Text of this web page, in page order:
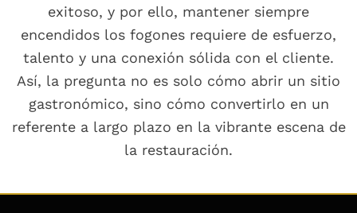
exitoso, y por ello, mantener siempre
encendidos los fogones requiere de esfuerzo,
talento y una conexión sólida con el cliente.
Así, la pregunta no es solo cómo abrir un sitio
gastronómico, sino cómo convertirlo en un
referente a largo plazo en la vibrante escena de
la restauración.